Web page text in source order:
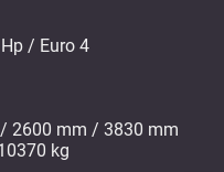
/ Euro 4
2600 mm / 3830 mm
kg